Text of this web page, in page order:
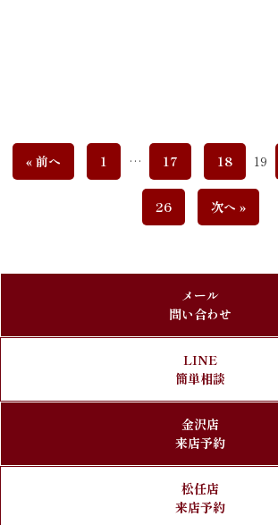
« 前へ 1 … 17 18 19
26 次へ »
メール
問い合わせ
LINE
簡単相談
金沢店
来店予約
松任店
来店予約